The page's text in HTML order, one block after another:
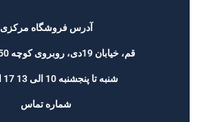
آدرس فروشگاه مرکزی
قم، خیابان 19دی، روبروی کوچه 50، پلاک 671
شنبه تا پنجشنبه 10 الی 13 17 الی 22
شماره تماس